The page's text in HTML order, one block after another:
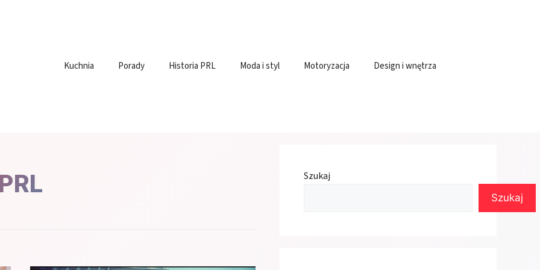
Kuchnia Porady Historia PRL Moda i styl Motoryzacja Design i wnętrza
PRL Szukaj
Szukaj